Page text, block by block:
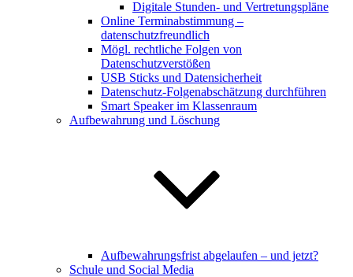
Digitale Stunden- und Vertretungspläne
Online Terminabstimmung –
datenschutzfreundlich
Mögl. rechtliche Folgen von
Datenschutzverstößen
USB Sticks und Datensicherheit
Datenschutz-Folgenabschätzung durchführen
Smart Speaker im Klassenraum
Aufbewahrung und Löschung
Aufbewahrungsfrist abgelaufen – und jetzt?
Schule und Social Media